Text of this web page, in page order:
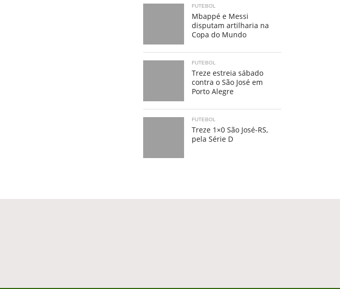
FUTEBOL
Mbappé e Messi
disputam artilharia na
Copa do Mundo
FUTEBOL
Treze estreia sábado
contra o São José em
Porto Alegre
FUTEBOL
Treze 1×0 São José-RS,
pela Série D